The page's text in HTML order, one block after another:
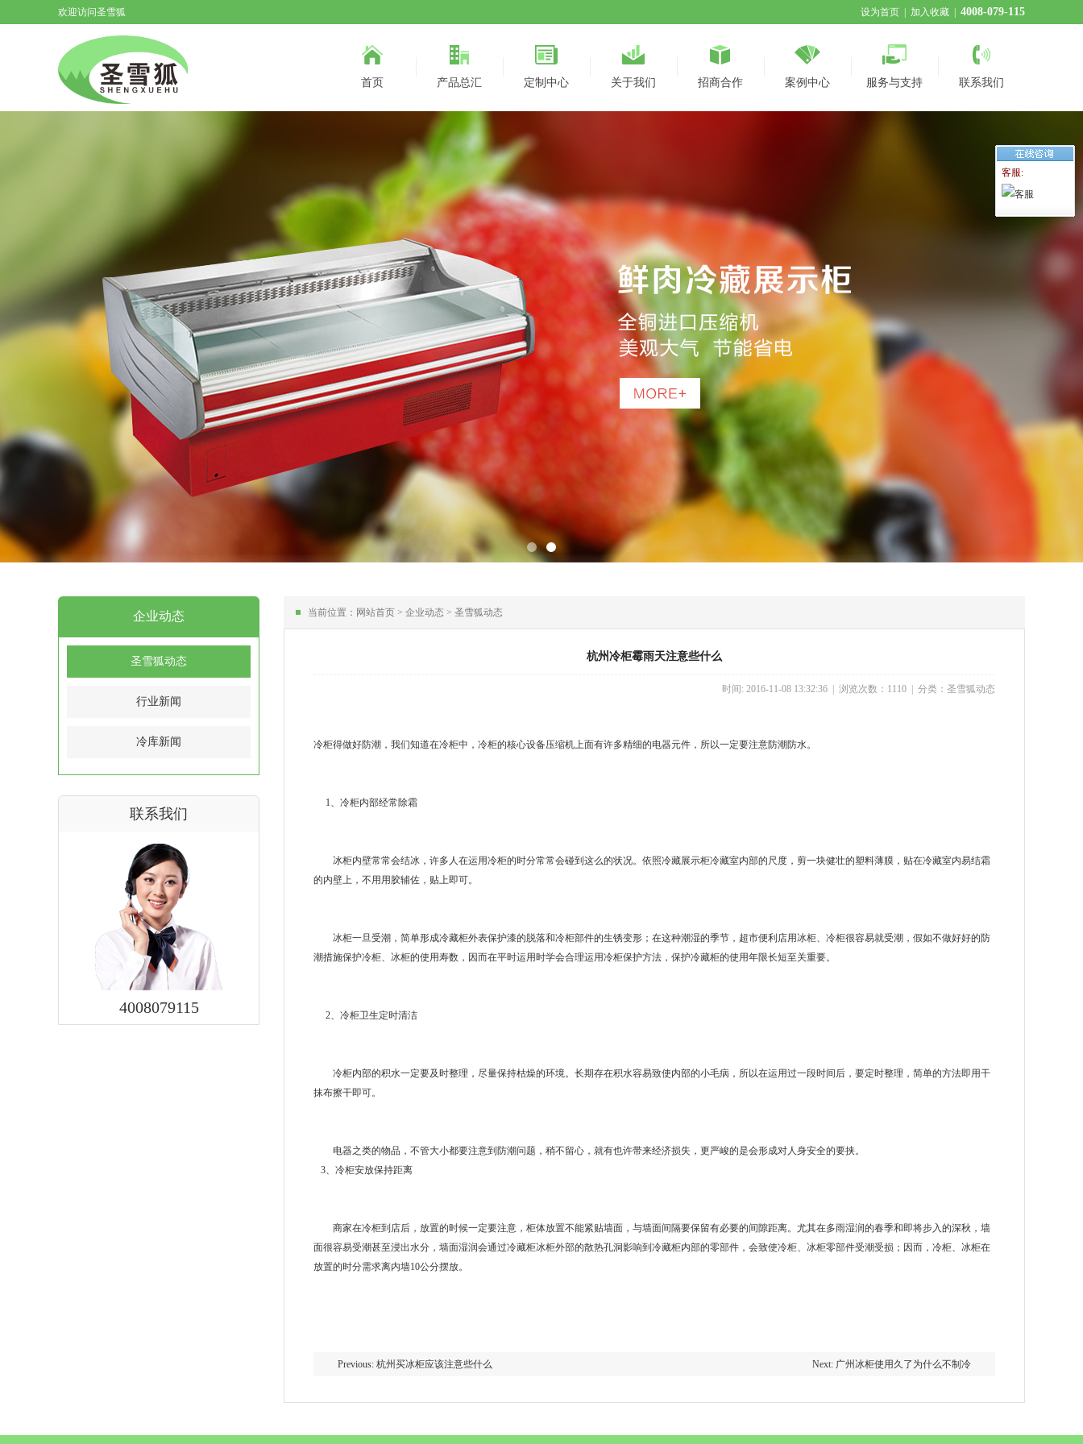
欢迎访问圣雪狐 设为首页 加入收藏 4008-079-115
首页 产品总汇 定制中心 关于我们 招商合作 案例中心 服务与支持 联系我们
企业动态
圣雪狐动态
行业新闻
冷库新闻
联系我们
4008079115
当前位置： 网站首页 > 企业动态 > 圣雪狐动态
杭州冷柜霉雨天注意些什么
时间: 2016-11-08 13:32:36 | 浏览次数：1110 | 分类： 圣雪狐动态
冷柜得做好防潮，我们知道在冷柜中，冷柜的核心设备压缩机上面有许多精细的电器元件，所以一定要注意防潮防水。
1、冷柜内部经常除霜
冰柜内壁常常会结冰，许多人在运用冷柜的时分常常会碰到这么的状况。依照冷藏展示柜冷藏室内部的尺度，剪一块健壮的塑料薄膜，贴在冷藏室内易结霜
的内壁上，不用用胶辅佐，贴上即可。
冰柜一旦受潮，简单形成冷藏柜外表保护漆的脱落和冷柜部件的生锈变形；在这种潮湿的季节，超市便利店用冰柜、冷柜很容易就受潮，假如不做好好的防
潮措施保护冷柜、冰柜的使用寿数，因而在平时运用时学会合理运用冷柜保护方法，保护冷藏柜的使用年限长短至关重要。
2、冷柜卫生定时清洁
冷柜内部的积水一定要及时整理，尽量保持枯燥的环境。长期存在积水容易致使内部的小毛病，所以在运用过一段时间后，要定时整理，简单的方法即用干
抹布擦干即可。
电器之类的物品，不管大小都要注意到防潮问题，稍不留心，就有也许带来经济损失，更严峻的是会形成对人身安全的要挟。
3、冷柜安放保持距离
商家在冷柜到店后，放置的时候一定要注意，柜体放置不能紧贴墙面，与墙面间隔要保留有必要的间隙距离。尤其在多雨湿润的春季和即将步入的深秋，墙
面很容易受潮甚至浸出水分，墙面湿润会通过冷藏柜冰柜外部的散热孔洞影响到冷藏柜内部的零部件，会致使冷柜、冰柜零部件受潮受损；因而，冷柜、冰柜在
放置的时分需求离内墙10公分摆放。
Previous: 杭州买冰柜应该注意些什么 Next: 广州冰柜使用久了为什么不制冷
客服: